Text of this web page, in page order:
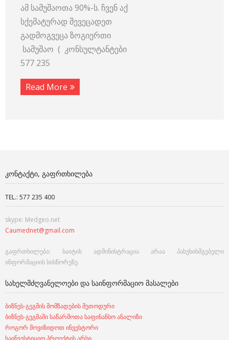
ამ სამუშაოთა 90%-ს. ჩვენ აქ
სქემატურად შევეცადეთ
გადმოგვეცა ზოგიერთი
სამუშაო ( კონსულტანტები
577 235
Read More
ᲙᲝᲜᲢᲐᲥᲢᲘ, ᲒᲐᲤᲠᲗᲮᲘᲚᲔᲑᲐ
TEL.: 577 235 400
skype: Medgeo.net
Caumednet@gmail.com
გაფრთხილება: საიტის ადმინისტრაცია არაა პასუხისმგებელი
ინფორმაციის სისწორეზე.
ᲡᲐᲮᲔᲚᲛᲫᲦᲕᲐᲜᲔᲚᲝᲔᲑᲘ ᲓᲐ ᲡᲐᲘᲜᲤᲝᲠᲛᲐᲪᲘᲝ ᲛᲐᲡᲐᲚᲔᲑᲘ
ბიზნეს-გეგმის მომზადების მეთოდური
ბიზნეს-გეგმაში საწარმოთა საფინანსო ანალიზი
როგორ მოვიზიდოთ ინვესტორი
საინვესტიციო პროექტის არსი